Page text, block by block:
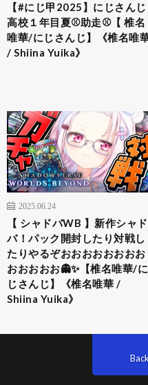
【#にじ甲2025】にじさんじ
高校１年目夏⚾助走⚾【 椎名
唯華/にじさんじ】《椎名唯
/ Shiina Yuika》
2025.06.24
【 シャドバWB 】新作シャド
バ！パック開封したり対戦し
たりやるぞおおおおおおおお
おおおおお👻✨【椎名唯華/に
じさんじ】《椎名唯華 /
Shiina Yuika》